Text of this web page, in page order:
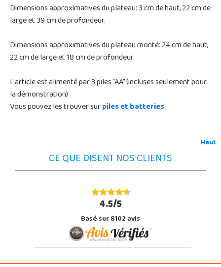
Dimensions approximatives du plateau: 3 cm de haut, 22 cm de
large et 39 cm de profondeur.
Dimensions approximatives du plateau monté: 24 cm de haut,
22 cm de large et 18 cm de profondeur.
L'article est alimenté par 3 piles "AA" (incluses seulement pour
la démonstration)
Vous pouvez les trouver surpiles et batteries
Haut
CE QUE DISENT NOS CLIENTS
4.5/5
Basé sur 8102 avis